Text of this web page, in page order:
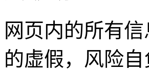
网页内的所有
的虚假，风险